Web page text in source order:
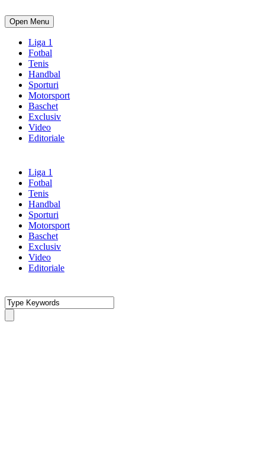
Open Menu
Liga 1
Fotbal
Tenis
Handbal
Sporturi
Motorsport
Baschet
Exclusiv
Video
Editoriale
Liga 1
Fotbal
Tenis
Handbal
Sporturi
Motorsport
Baschet
Exclusiv
Video
Editoriale